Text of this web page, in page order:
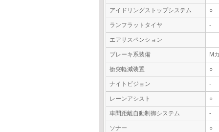
アイドリングストップシステム ○
ランフラットタイヤ -
エアサスペンション -
ブレーキ系装備 M
衝突軽減装置 ○
ナイトビジョン -
レーンアシスト ○
車間距離自動制御システム -
ソナー ○